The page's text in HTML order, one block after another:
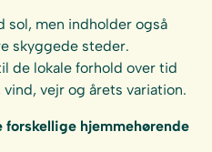
sol, men indholder også
skyggede steder.
de lokale forhold over tid
vejr og årets variation.
hjemmehørende